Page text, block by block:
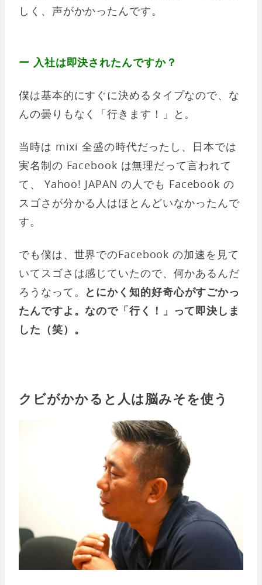
しく、声がかかったんです。
ー 入社は即決されたんですか？
僕は基本的にすぐに決めるタイプなので、な
んの曇りもなく「行きます！」と。
当時は mixi 全盛の時代だったし、日本では
実名制の Facebook は無理だって言われて
て、 Yahoo! JAPAN の人でも Facebook の
スゴさが分かる人はほとんどいなかったんで
す。
でも僕は、世界でのFacebook の加速を見て
いてスゴさは感じていたので、何かあるんだ
ろうなって。
とにかく知的好奇心がすごかっ
たんですよ。なので「行く！」って即決しま
した（笑）。
クビがかかると人は脳みそを使う